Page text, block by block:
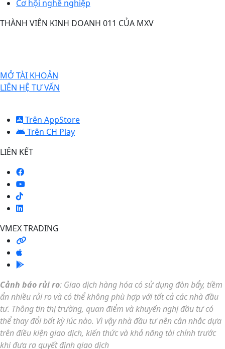
Cơ hội nghề nghiệp
THÀNH VIÊN KINH DOANH 011 CỦA MXV
MỞ TÀI KHOẢN
LIÊN HỆ TƯ VẤN
Trên AppStore
Trên CH Play
LIÊN KẾT
VMEX TRADING
Cảnh báo rủi ro: Giao dịch hàng hóa có sử dụng đòn bẩy, tiềm
ẩn nhiều rủi ro và có thể không phù hợp với tất cả các nhà đầu
tư. Thông tin thị trường, quan điểm và khuyến nghị đầu tư có
thể thay đổi bất kỳ lúc nào. Vì vậy nhà đầu tư nên cân nhắc dựa
trên điều kiện giao dịch, kiến thức và khả năng tài chính trước
khi đưa ra quyết định giao dịch